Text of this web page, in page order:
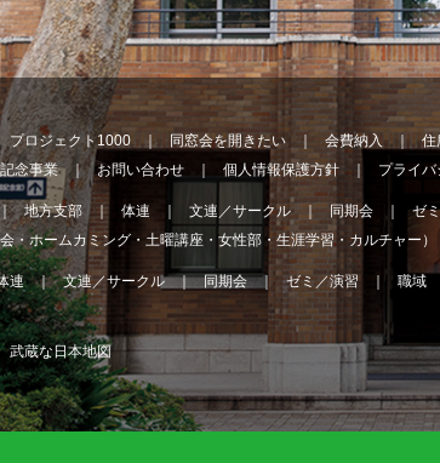
プロジェクト1000 同窓会を開きたい 会費納入 住
念事業
お問い合わせ 個人情報保護方針 プライ
地方支部 体連 文連／サークル 同期会 ゼ
・ホームカミング・土曜講座・女性部・生涯学習・カルチャー）
連 文連／サークル 同期会 ゼミ／演習 職域
武蔵な日本地図